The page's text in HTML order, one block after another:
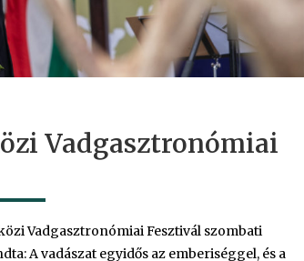
Vadgasztronómiai
Vadgasztronómiai Fesztivál szombati
A vadászat egyidős az emberiséggel, és a